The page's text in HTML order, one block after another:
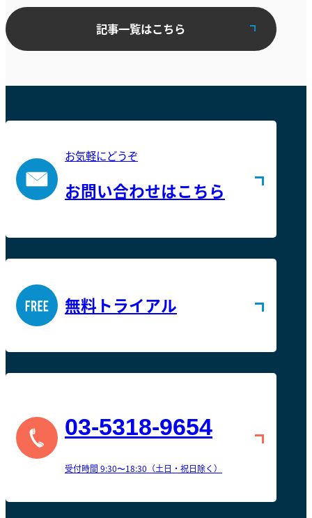
記事一覧はこちら
お気軽にどうぞ
お問い合わせはこちら
無料トライアル
03-5318-9654
受付時間 9:30〜18:30（土日・祝日除く）